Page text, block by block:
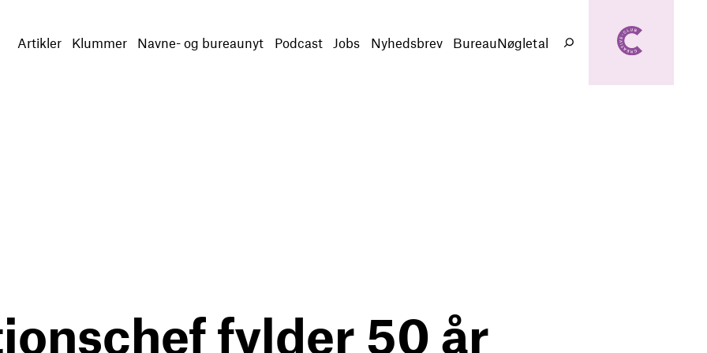
Artikler Klummer Navne- og bureaunyt Podcast Jobs Nyhedsbrev BureauNøgletal
Søg
fylder 50 år